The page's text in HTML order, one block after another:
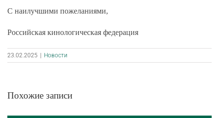
С наилучшими пожеланиями,
Российская кинологическая федерация
23.02.2025 Новости
Похожие записи